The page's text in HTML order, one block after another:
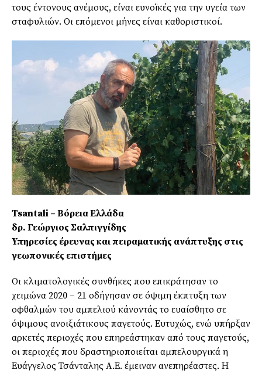
τους έντονους ανέμους, είναι ευνοϊκές για την υγεία των
σταφυλιών. Οι επόμενοι μήνες είναι καθοριστικοί.
Tsantali – Βόρεια Ελλάδα
δρ. Γεώργιος Σαλπιγγίδης
Υπηρεσίες έρευνας και πειραματικής ανάπτυξης στις
γεωπονικές επιστήμες
Οι κλιματολογικές συνθήκες που επικράτησαν το
χειμώνα 2020 – 21 οδήγησαν σε όψιμη έκπτυξη των
οφθαλμών του αμπελιού κάνοντάς το ευαίσθητο σε
όψιμους ανοιξιάτικους παγετούς. Ευτυχώς, ενώ υπήρξαν
αρκετές περιοχές που επηρεάστηκαν από τους παγετούς,
οι περιοχές που δραστηριοποιείται αμπελουργικά η
Ευάγγελος Τσάνταλης Α.Ε. έμειναν ανεπηρέαστες. Η